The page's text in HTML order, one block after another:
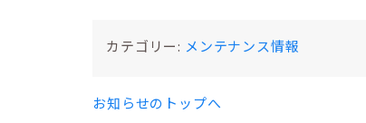
カテゴリー: メンテナンス情報
お知らせのトップへ